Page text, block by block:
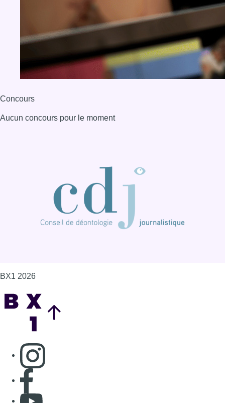
Concours
Aucun concours pour le moment
BX1 2026
Consulter page Instagram
Consulter page Facebook
Consulter Youtube